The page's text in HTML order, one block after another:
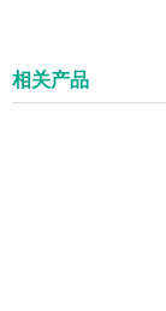
相关产品